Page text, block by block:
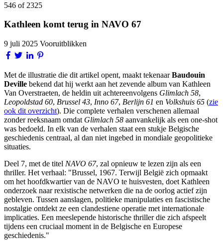
546 of 2325
Kathleen komt terug in NAVO 67
9 juli 2025 Vooruitblikken
Met de illustratie die dit artikel opent, maakt tekenaarBaudouin
Deville bekend dat hij werkt aan het zevende album van Kathleen
Van Overstraeten, de heldin uit achtereenvolgens Glimlach 58,
Leopoldstad 60, Brussel 43, Inno 67, Berlijn 61 en Volkshuis 65 (zie
ook dit overzicht). Die complete verhalen verschenen allemaal
zonder reeksnaam omdat Glimlach 58 aanvankelijk als een one-shot
was bedoeld. In elk van de verhalen staat een stukje Belgische
geschiedenis centraal, al dan niet ingebed in mondiale geopolitieke
situaties.
Deel 7, met de titel NAVO 67, zal opnieuw te lezen zijn als een
thriller. Het verhaal: "Brussel, 1967. Terwijl België zich opmaakt
om het hoofdkwartier van de NAVO te huisvesten, doet Kathleen
onderzoek naar rexistische netwerken die na de oorlog actief zijn
gebleven. Tussen aanslagen, politieke manipulaties en fascistische
nostalgie ontdekt ze een clandestiene operatie met internationale
implicaties. Een meeslepende historische thriller die zich afspeelt
tijdens een cruciaal moment in de Belgische en Europese
geschiedenis."